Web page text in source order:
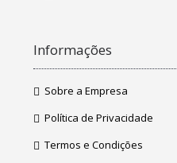
Informações
Sobre a Empresa
Política de Privacidade
Termos e Condições